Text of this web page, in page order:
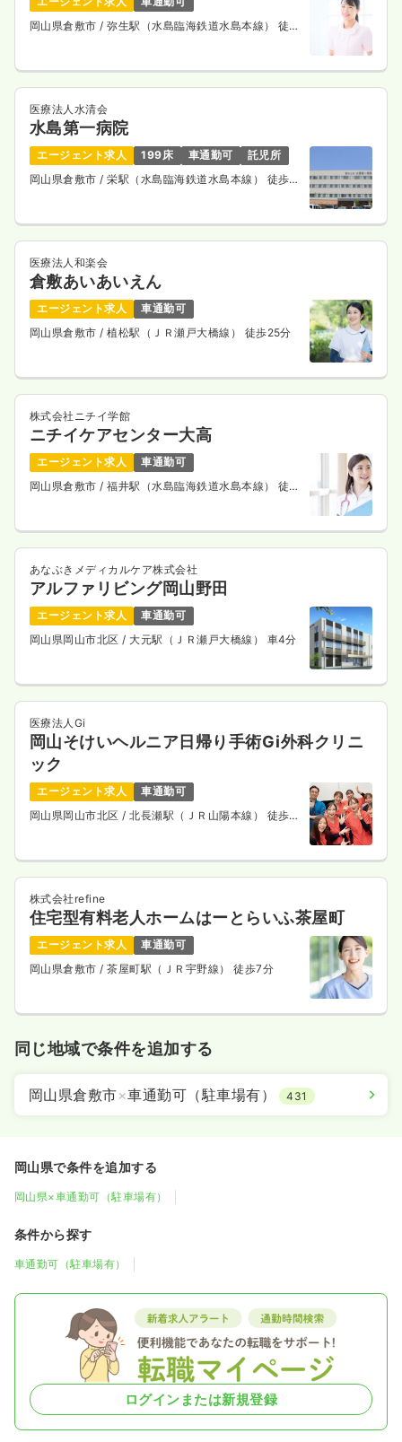
岡山県倉敷市 / 弥生駅（水島臨海鉄道水島本線） 徒歩
医療法人水清会
水島第一病院
エージェント求人 199床 車通勤可
託児所
岡山県倉敷市 / 栄駅（水島臨海鉄道水島本線） 徒歩
医療法人和楽会
倉敷あいあいえん
エージェント求人
車通勤可
岡山県倉敷市 / 植松駅（ＪＲ瀬戸大橋線） 徒歩25分
株式会社ニチイ学館
ニチイケアセンター大高
エージェント求人
車通勤可
岡山県倉敷市 / 福井駅（水島臨海鉄道水島本線） 徒歩
あなぶきメディカルケア株式会社
アルファリビング岡山野田
エージェント求人
車通勤可
岡山県岡山市北区 / 大元駅（ＪＲ瀬戸大橋線） 車4分
医療法人Gi
岡山そけいヘルニア日帰り手術Gi外科クリニ
ック
エージェント求人
車通勤可
岡山県岡山市北区 / 北長瀬駅（ＪＲ山陽本線） 徒歩
株式会社refine
住宅型有料老人ホームはーとらいふ茶屋町
エージェント求人
車通勤可
岡山県倉敷市 / 茶屋町駅（ＪＲ宇野線） 徒歩7分
同じ地域で条件を追加する
岡山県倉敷市×車通勤可（駐車場有） 431
岡山県で条件を追加する
岡山県×車通勤可（駐車場有）
条件から探す
車通勤可（駐車場有）
ログインまたは新規登録